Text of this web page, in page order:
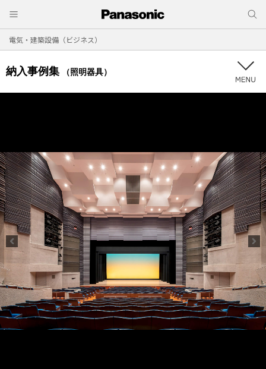
電気・建築設備（ビジネス）
納入事例集 （照明器具）